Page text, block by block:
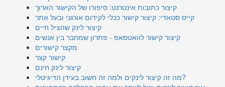
קיצור כתובות אינטרנט: סיפורו של הקישור הארוך
קייס סטאדי: קיצור קישור ככלי לקידום אורגני ובעל אתר
קיצור לינק שהציל חיים
קיצור קישור לוואטסאפ - פתרון שמחבר בין אנשים
מקצר קישורים
קישור קצר
קיצור לינק חינם
מה זה קיצור לינקים ולמה זה חשוב בעידן הדיגיטלי?